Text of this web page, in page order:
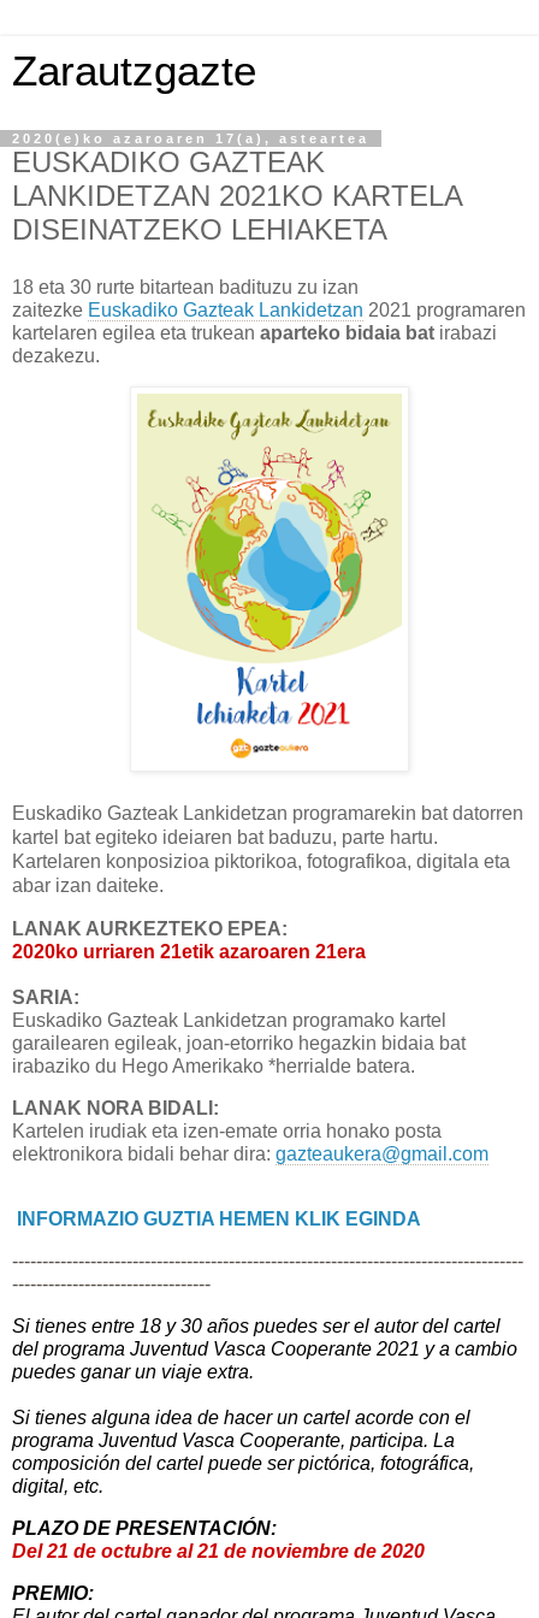
Zarautzgazte
2020(e)ko azaroaren 17(a), asteartea
EUSKADIKO GAZTEAK
LANKIDETZAN 2021KO KARTELA
DISEINATZEKO LEHIAKETA
18 eta 30 rurte bitartean badituzu zu izan
zaitezke Euskadiko Gazteak Lankidetzan 2021 programaren
kartelaren egilea eta trukean aparteko bidaia bat irabazi
dezakezu.
Euskadiko Gazteak Lankidetzan programarekin bat datorren
kartel bat egiteko ideiaren bat baduzu, parte hartu.
Kartelaren konposizioa piktorikoa, fotografikoa, digitala eta
abar izan daiteke.
LANAK AURKEZTEKO EPEA:
2020ko urriaren 21etik azaroaren 21era
SARIA:
Euskadiko Gazteak Lankidetzan programako kartel
garailearen egileak, joan-etorriko hegazkin bidaia bat
irabaziko du Hego Amerikako *herrialde batera.
LANAK NORA BIDALI:
Kartelen irudiak eta izen-emate orria honako posta
elektronikora bidali behar dira: gazteaukera@gmail.com
INFORMAZIO GUZTIA HEMEN KLIK EGINDA
-------------------------------------------------------------------------------------
---------------------------------
Si tienes entre 18 y 30 años puedes ser el autor del cartel
del programa Juventud Vasca Cooperante 2021 y a cambio
puedes ganar un viaje extra.
Si tienes alguna idea de hacer un cartel acorde con el
programa Juventud Vasca Cooperante, participa. La
composición del cartel puede ser pictórica, fotográfica,
digital, etc.
PLAZO DE PRESENTACIÓN:
Del 21 de octubre al 21 de noviembre de 2020
PREMIO: